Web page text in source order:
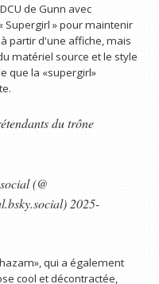
de Gunn avec
Supergirl » pour maintenir
partir d'une affiche, mais
matériel source et le style
que la «supergirl»
du trône
(@
2025-
qui a également
cool et décontractée,